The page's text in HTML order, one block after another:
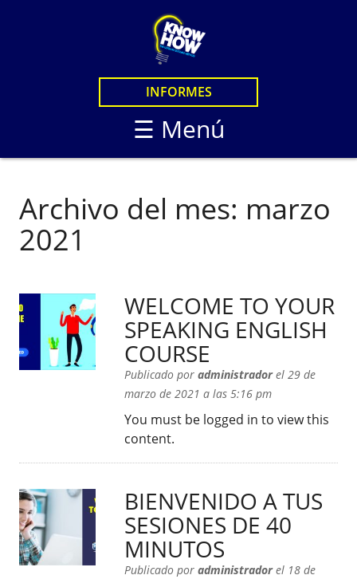
INFORMES
☰ Menú
CURSOS
CURSOS EN LINEA
CURSOS
LOGIN
STUDENTS
KNOW HOW LIVE
KNOW HOW
KNOW HOW LIVE /
KNOW HOW IN
Archivo del mes: marzo
2021
WELCOME TO YOUR
SPEAKING ENGLISH
COURSE
Publicado por administradorel 29 de
marzo de 2021 a las 5:16 pm
You must be logged in to view this
content.
BIENVENIDO A TUS
SESIONES DE 40
MINUTOS
Publicado por administradorel 18 de